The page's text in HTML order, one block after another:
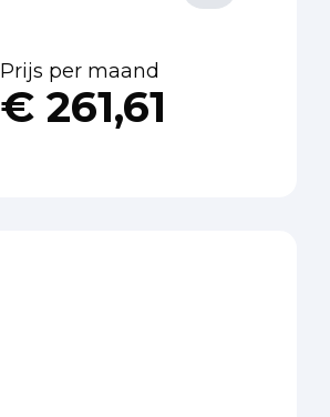
Prijs per maand
€ 261,61